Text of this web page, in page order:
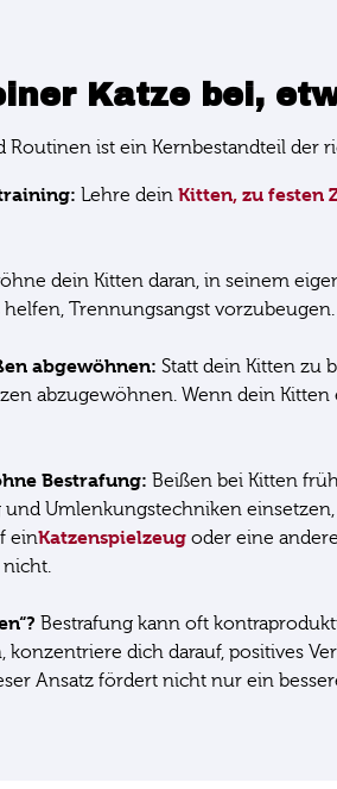
Katze bei,
Routinen ist ein Kernbestandteil der
Lehre dein Kitten, zu festen
dein Kitten daran, in seinem
Trennungsangst vorzubeugen.
abgewöhnen: Statt dein Kitten zu
abzugewöhnen. Wenn dein
Bestrafung: Beißen bei Kitten
und Umlenkungstechniken
einKatzenspielzeug oder eine
nicht.
Bestrafung kann oft
konzentriere dich darauf, positives
Ansatz fördert nicht nur ein